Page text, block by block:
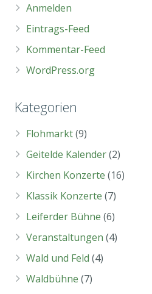
Anmelden
Eintrags-Feed
Kommentar-Feed
WordPress.org
Kategorien
Flohmarkt(9)
Geitelde Kalender(2)
Kirchen Konzerte (16)
Klassik Konzerte (7)
Leiferder Bühne (6)
Veranstaltungen (4)
Wald und Feld (4)
Waldbühne (7)